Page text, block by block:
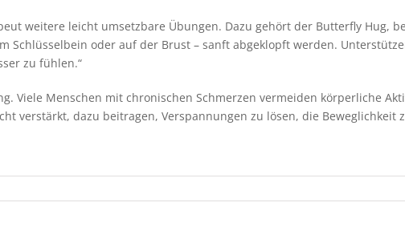
weitere leicht umsetzbare Übungen. Dazu gehört der Butterfly Hug,
Schlüsselbein oder auf der Brust – sanft abgeklopft werden.
zu fühlen.“
Viele Menschen mit chronischen Schmerzen vermeiden körperliche
verstärkt, dazu beitragen, Verspannungen zu lösen, die